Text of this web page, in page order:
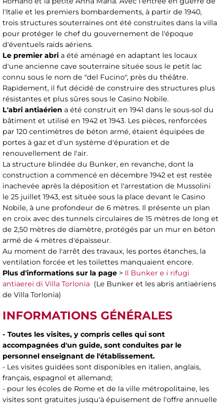
l'Italie et les premiers bombardements, à partir de 1940,
trois structures souterraines ont été construites dans la villa
pour protéger le chef du gouvernement de l'époque
d'éventuels raids aériens.
Le premier abri a été aménagé en adaptant les locaux
d'une ancienne cave souterraine située sous le petit lac
connu sous le nom de "del Fucino", près du théâtre.
Rapidement, il fut décidé de construire des structures plus
résistantes et plus sûres sous le Casino Nobile.
L'abri antiaérien a été construit en 1941 dans le sous-sol du
bâtiment et utilisé en 1942 et 1943. Les pièces, renforcées
par 120 centimètres de béton armé, étaient équipées de
portes à gaz et d'un système d'épuration et de
renouvellement de l'air.
La structure blindée du Bunker, en revanche, dont la
construction a commencé en décembre 1942 et est restée
inachevée après la déposition et l'arrestation de Mussolini
le 25 juillet 1943, est située sous la place devant le Casino
Nobile, à une profondeur de 6 mètres. Il présente un plan
en croix avec des tunnels circulaires de 15 mètres de long et
de 2,50 mètres de diamètre, protégés par un mur en béton
armé de 4 mètres d'épaisseur.
Au moment de l'arrêt des travaux, les portes étanches, la
ventilation forcée et les toilettes manquaient encore.
Plus d'informations sur la page > Il Bunker e i rifugi
antiaerei di Villa Torlonia (Le Bunker et les abris antiaériens
de Villa Torlonia)
INFORMATIONS GÉNÉRALES
- Toutes les visites, y compris celles qui sont
accompagnées d'un guide, sont conduites par le
personnel enseignant de l'établissement.
- Les visites guidées sont disponibles en italien, anglais,
français, espagnol et allemand;
- pour les écoles de Rome et de la ville métropolitaine, les
visites sont gratuites jusqu'à épuisement de l'offre annuelle